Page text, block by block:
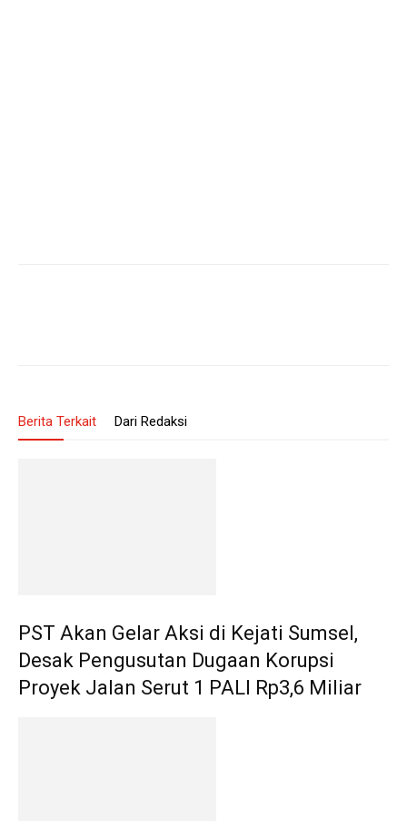
Berita Terkait Dari Redaksi
PST Akan Gelar Aksi di Kejati Sumsel,
Desak Pengusutan Dugaan Korupsi
Proyek Jalan Serut 1 PALI Rp3,6 Miliar